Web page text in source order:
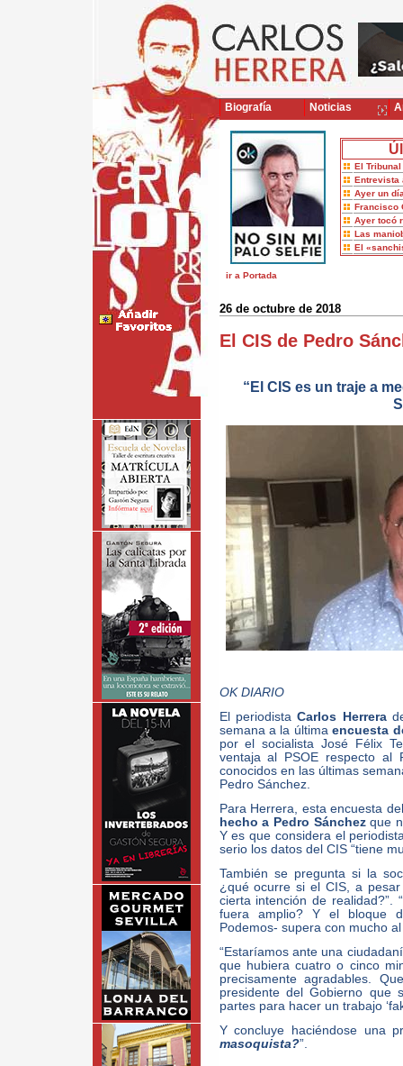
El
Entrevista
Ayer un
Francisco
Ayer tocó
Las
El
ir a Portada
26 de octubre de 2018
El CIS de Pedro
“El CIS es un traje a
OK DIARIO
El periodistaCarlos Herrera
semana a la últimaencuesta
por el socialista José Félix
ventaja al PSOE respecto al
conocidos en las últimas
Pedro Sánchez.
Para Herrera, esta encuesta
hecho a Pedro Sánchezque
Y es que considera el
serio los datos del CIS “tiene
También se pregunta si la
¿qué ocurre si el CIS, a
cierta intención de realidad?”.
fuera amplio? Y el bloque
Podemos- supera con mucho
“Estaríamos ante una
que hubiera cuatro o cinco
precisamente agradables.
presidente del Gobierno que
partes para hacer un trabajo
Y concluye haciéndose una
masoquista?”.
Biografía Noticias